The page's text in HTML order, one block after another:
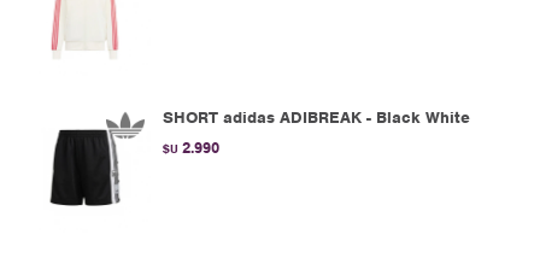
SHORT adidas ADIBREAK - Black White
$U 2.990